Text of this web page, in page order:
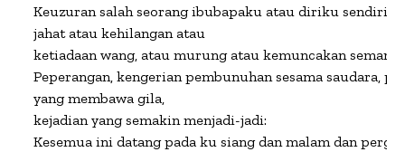
Keuzuran salah seorang ibubapaku atau diriku sendiri,
jahat atau kehilangan atau
ketiadaan wang, atau murung atau kemuncakan
Peperangan, kengerian pembunuhan sesama saudara,
yang membawa gila,
kejadian yang semakin menjadi-jadi:
Kesemua ini datang pada ku siang dan malam dan